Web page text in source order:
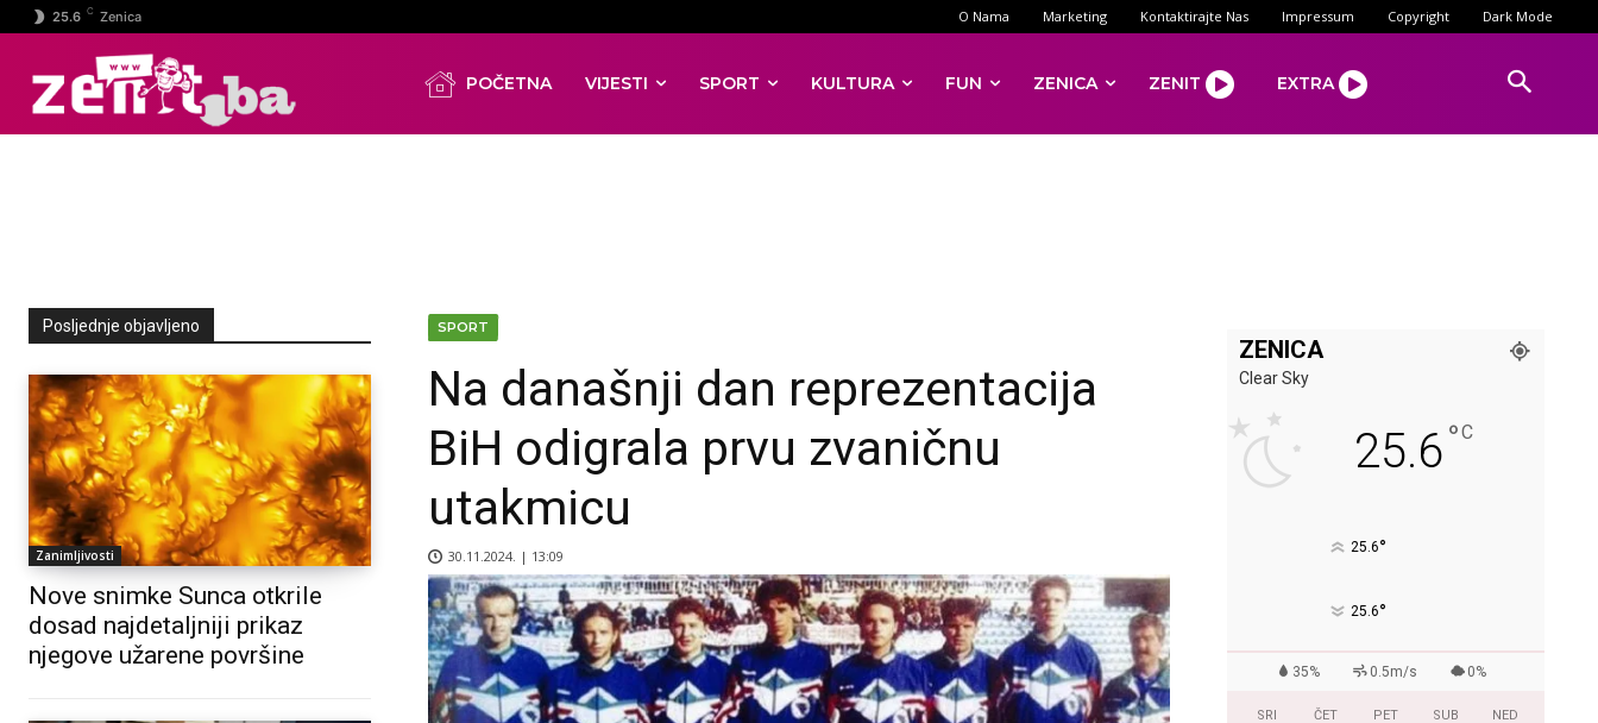
25.6 C Zenica O Nama Marketing Kontaktirajte Nas Impressum Copyright Dark Mode
POČETNA VIJESTI SPORT KULTURA FUN ZENICA ZENIT EXTRA
Posljednje objavljeno
Zanimljivosti
Nove snimke Sunca otkrile
dosad najdetaljniji prikaz
njegove užarene površine
SPORT
Na današnji dan reprezentacija
BiH odigrala prvu zvaničnu
utakmicu
30.11.2024. | 13:09
ZENICA
Clear Sky
25.6°C
25.6°
25.6°
35% 0.5m/s 0%
SRI ČET PET SUB NED